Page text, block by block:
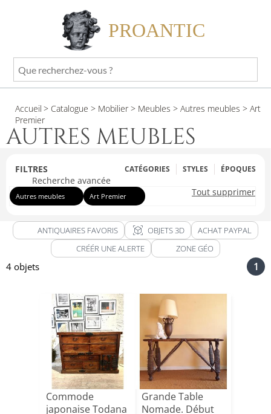
PROANTIC
Que
recherchez-
?
Accueil > Catalogue > Mobilier> Meubles > Autres meubles > Art
Premier
AUTRES MEUBLES
FILTRES CATÉGORIES STYLES ÉPOQUES
Recherche avancée
Tout supprimer
Autres meubles Art Premier
ANTIQUAIRES FAVORIS view_in_ar OBJETS 3D
ACHAT PAYPAL
CRÉÉR UNE ALERTE
ZONE GÉO
4 objets 1
Commode
japonaise Todana
Grande Table
Nomade. Début